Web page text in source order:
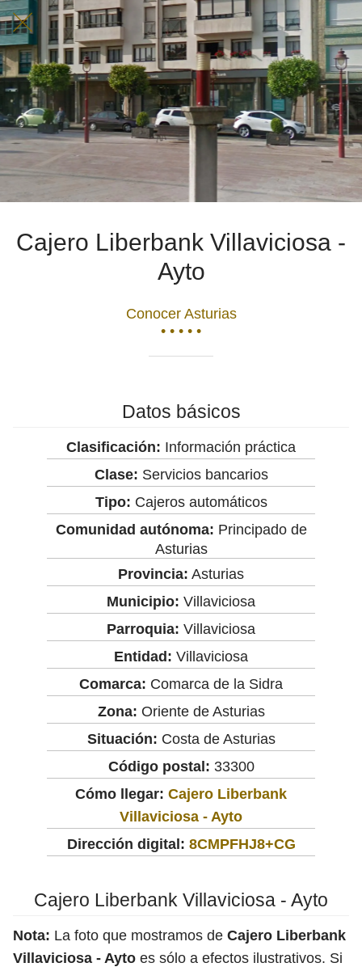
Cajero Liberbank Villaviciosa -
Ayto
Conocer Asturias
• • • • •
Datos básicos
Clasificación: Información práctica
Clase: Servicios bancarios
Tipo: Cajeros automáticos
Comunidad autónoma: Principado de
Asturias
Provincia: Asturias
Municipio: Villaviciosa
Parroquia: Villaviciosa
Entidad: Villaviciosa
Comarca: Comarca de la Sidra
Zona: Oriente de Asturias
Situación: Costa de Asturias
Código postal: 33300
Cómo llegar: Cajero Liberbank
Villaviciosa - Ayto
Dirección digital: 8CMPFHJ8+CG
Cajero Liberbank Villaviciosa - Ayto
Nota: La foto que mostramos de Cajero Liberbank
Villaviciosa - Ayto es sólo a efectos ilustrativos. Si